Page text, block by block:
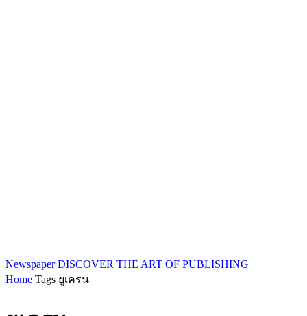
Newspaper DISCOVER THE ART OF PUBLISHING
Home Tags ยูเครน